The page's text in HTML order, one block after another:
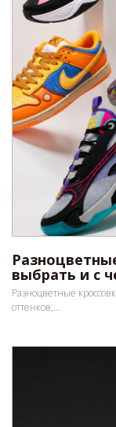
выбрать и с
Разноцветные
оттенков,...